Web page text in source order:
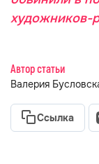
художников-
Автор статьи
Валерия
Ссылка